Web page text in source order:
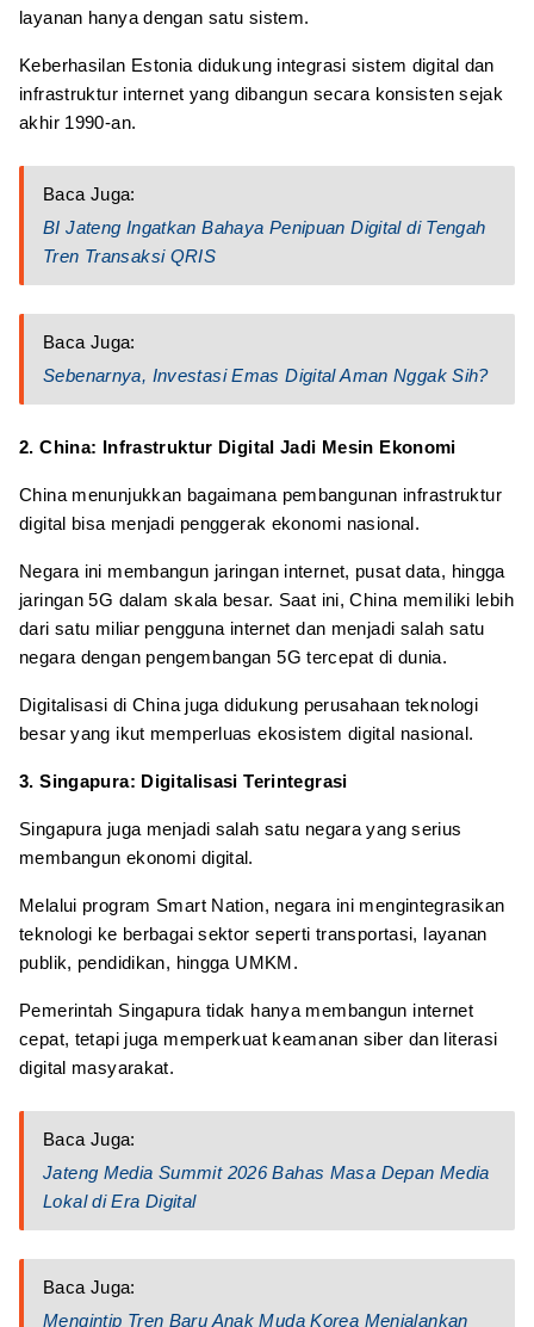
layanan hanya dengan satu sistem.
Keberhasilan Estonia didukung integrasi sistem digital dan
infrastruktur internet yang dibangun secara konsisten sejak
akhir 1990-an.
Baca Juga:
BI Jateng Ingatkan Bahaya Penipuan Digital di Tengah
Tren Transaksi QRIS
Baca Juga:
Sebenarnya, Investasi Emas Digital Aman Nggak Sih?
2.China: Infrastruktur Digital Jadi Mesin Ekonomi
China menunjukkan bagaimana pembangunan infrastruktur
digital bisa menjadi penggerak ekonomi nasional.
Negara ini membangun jaringan internet, pusat data, hingga
jaringan 5G dalam skala besar. Saat ini, China memiliki lebih
dari satu miliar pengguna internet dan menjadi salah satu
negara dengan pengembangan 5G tercepat di dunia.
Digitalisasi di China juga didukung perusahaan teknologi
besar yang ikut memperluas ekosistem digital nasional.
3.Singapura: Digitalisasi Terintegrasi
Singapura juga menjadi salah satu negara yang serius
membangun ekonomi digital.
Melalui program Smart Nation, negara ini mengintegrasikan
teknologi ke berbagai sektor seperti transportasi, layanan
publik, pendidikan, hingga UMKM.
Pemerintah Singapura tidak hanya membangun internet
cepat, tetapi juga memperkuat keamanan siber dan literasi
digital masyarakat.
Baca Juga:
Jateng Media Summit 2026 Bahas Masa Depan Media
Lokal di Era Digital
Baca Juga:
Mengintip Tren Baru Anak Muda Korea Menjalankan